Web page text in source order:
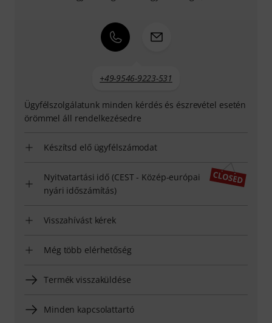
+49-9546-9223-531
Ügyfélszolgálatunk minden kérdés és észrevétel esetén
örömmel áll rendelkezésedre
Készítsd elő ügyfélszámodat
Nyitvatartási idő (CEST - Közép-európai
nyári időszámítás)
Visszahívást kérek
Még több elérhetőség
Termék visszaküldése
Minden kapcsolattartó